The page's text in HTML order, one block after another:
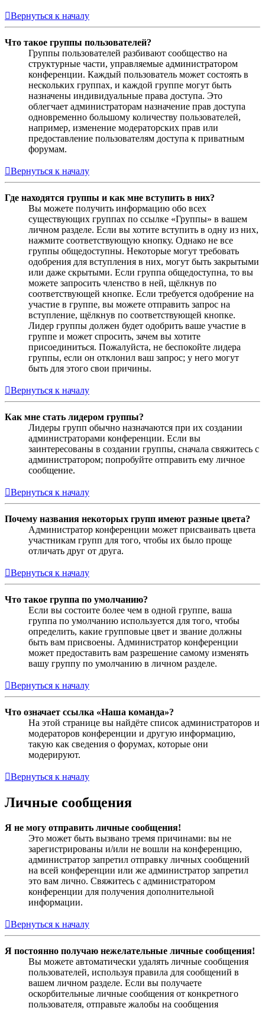
Вернуться к началу
Что такое группы пользователей?
Группы пользователей разбивают сообщество на
структурные части, управляемые администратором
конференции. Каждый пользователь может состоять в
нескольких группах, и каждой группе могут быть
назначены индивидуальные права доступа. Это
облегчает администраторам назначение прав доступа
одновременно большому количеству пользователей,
например, изменение модераторских прав или
предоставление пользователям доступа к приватным
форумам.
Вернуться к началу
Где находятся группы и как мне вступить в них?
Вы можете получить информацию обо всех
существующих группах по ссылке «Группы» в вашем
личном разделе. Если вы хотите вступить в одну из них,
нажмите соответствующую кнопку. Однако не все
группы общедоступны. Некоторые могут требовать
одобрения для вступления в них, могут быть закрытыми
или даже скрытыми. Если группа общедоступна, то вы
можете запросить членство в ней, щёлкнув по
соответствующей кнопке. Если требуется одобрение на
участие в группе, вы можете отправить запрос на
вступление, щёлкнув по соответствующей кнопке.
Лидер группы должен будет одобрить ваше участие в
группе и может спросить, зачем вы хотите
присоединиться. Пожалуйста, не беспокойте лидера
группы, если он отклонил ваш запрос; у него могут
быть для этого свои причины.
Вернуться к началу
Как мне стать лидером группы?
Лидеры групп обычно назначаются при их создании
администраторами конференции. Если вы
заинтересованы в создании группы, сначала свяжитесь с
администратором; попробуйте отправить ему личное
сообщение.
Вернуться к началу
Почему названия некоторых групп имеют разные цвета?
Администратор конференции может присваивать цвета
участникам групп для того, чтобы их было проще
отличать друг от друга.
Вернуться к началу
Что такое группа по умолчанию?
Если вы состоите более чем в одной группе, ваша
группа по умолчанию используется для того, чтобы
определить, какие групповые цвет и звание должны
быть вам присвоены. Администратор конференции
может предоставить вам разрешение самому изменять
вашу группу по умолчанию в личном разделе.
Вернуться к началу
Что означает ссылка «Наша команда»?
На этой странице вы найдёте список администраторов и
модераторов конференции и другую информацию,
такую как сведения о форумах, которые они
модерируют.
Вернуться к началу
Личные сообщения
Я не могу отправить личные сообщения!
Это может быть вызвано тремя причинами: вы не
зарегистрированы и/или не вошли на конференцию,
администратор запретил отправку личных сообщений
на всей конференции или же администратор запретил
это вам лично. Свяжитесь с администратором
конференции для получения дополнительной
информации.
Вернуться к началу
Я постоянно получаю нежелательные личные сообщения!
Вы можете автоматически удалять личные сообщения
пользователей, используя правила для сообщений в
вашем личном разделе. Если вы получаете
оскорбительные личные сообщения от конкретного
пользователя, отправьте жалобы на сообщения